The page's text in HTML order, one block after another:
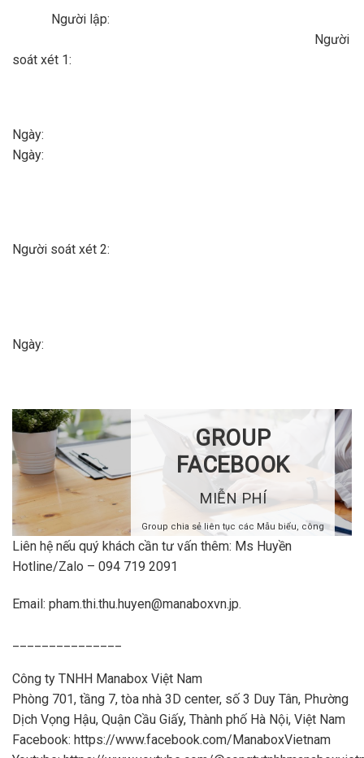
Người lập:
Người
soát xét 1:
Ngày:
Người soát xét 2:
Ngày:
GROUP
FACEBOOK
MIỄN PHÍ
Group chia sẻ liên tục các Mẫu biểu, công
văn, quy trình từ sự Đam mê nghề Kế toán
của các bạn trẻ. Khi tham gia group mọi
người có thể trao đổi, học hỏi, nâng cao hơn
Mọi người có thể gửi yêu cầu về công văn,
THAM DỰ NGAY
DỊCH VỤ TƯ VẤN CHỈ TỪ 2,5 TRIỆU/
THÁNG
Liên hệ nếu quý khách cần tư vấn thêm: Ms Huyền
Hotline/Zalo – 094 719 2091
Email: pham.thi.thu.huyen@manaboxvn.jp.
Công ty TNHH Manabox Việt Nam
Phòng 701, tầng 7, tòa nhà 3D center, số 3 Duy Tân, Phường
Dịch Vọng Hậu, Quận Cầu Giấy, Thành phố Hà Nội, Việt Nam
Facebook: https://www.facebook.com/ManaboxVietnam